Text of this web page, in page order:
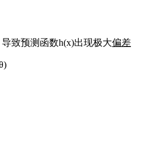
致预测函数h(x)出现极大偏差